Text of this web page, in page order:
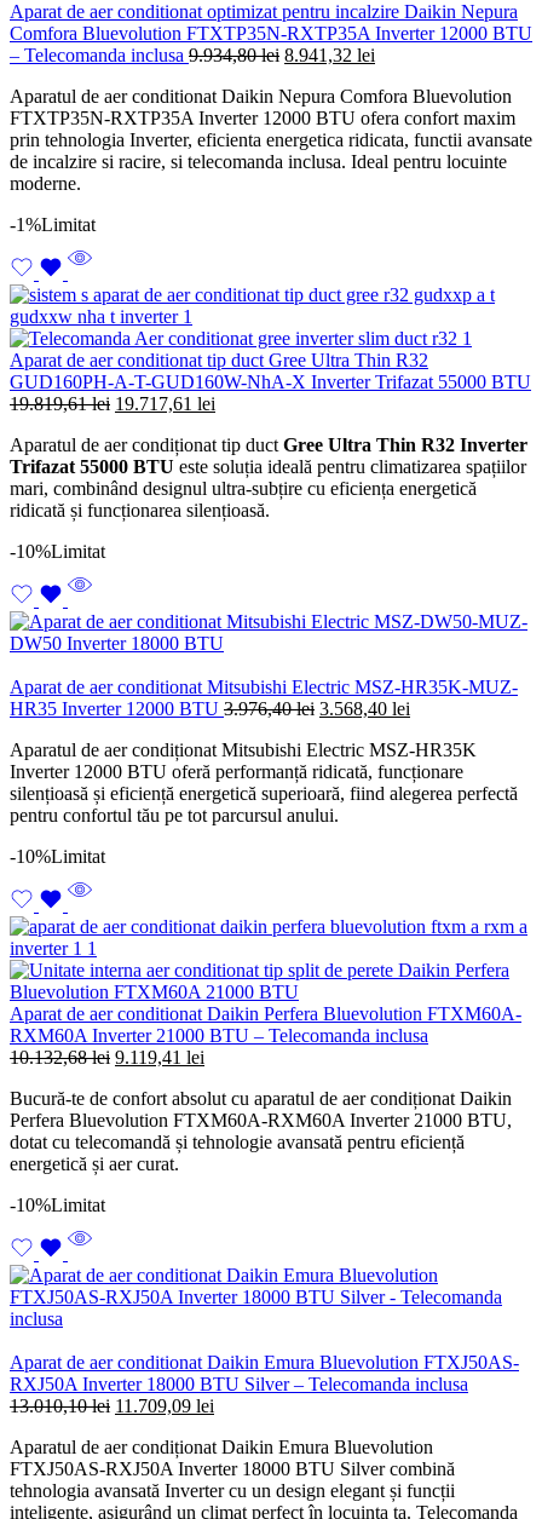
Aparat de aer conditionat optimizat pentru incalzire Daikin Nepura
Comfora Bluevolution FTXTP35N-RXTP35A Inverter 12000 BTU
– Telecomanda inclusa 9.934,80lei Prețul
a
fost:
9.934,80 lei.
8.941,32 lei
este:
8.941,32 lei.
Aparatul de aer conditionat Daikin Nepura Comfora Bluevolution
FTXTP35N-RXTP35A Inverter 12000 BTU ofera confort maxim
prin tehnologia Inverter, eficienta energetica ridicata, functii avansate
de incalzire si racire, si telecomanda inclusa. Ideal pentru locuinte
moderne.
-1%Limitat
Aparat de aer conditionat tip duct Gree Ultra Thin R32
GUD160PH-A-T-GUD160W-NhA-X Inverter Trifazat 55000 BTU
19.819,61lei Prețul
a
fost:
19.819,61 lei.
19.717,61 lei
este:
19.717,61 lei.
Aparatul de aer condiționat tip duct Gree Ultra Thin R32 Inverter
Trifazat 55000 BTU este soluția ideală pentru climatizarea spațiilor
mari, combinând designul ultra-subțire cu eficiența energetică
ridicată și funcționarea silențioasă.
-10%Limitat
Aparat de aer conditionat Mitsubishi Electric MSZ-HR35K-MUZ-
HR35 Inverter 12000 BTU 3.976,40lei Prețul
a
fost:
3.976,40 lei.
3.568,40 lei
este:
3.568,40 lei.
Aparatul de aer condiționat Mitsubishi Electric MSZ-HR35K
Inverter 12000 BTU oferă performanță ridicată, funcționare
silențioasă și eficiență energetică superioară, fiind alegerea perfectă
pentru confortul tău pe tot parcursul anului.
-10%Limitat
Aparat de aer conditionat Daikin Perfera Bluevolution FTXM60A-
RXM60A Inverter 21000 BTU – Telecomanda inclusa
10.132,68lei Prețul
a
fost:
10.132,68 lei.
9.119,41 lei
este:
9.119,41 lei.
Bucură-te de confort absolut cu aparatul de aer condiționat Daikin
Perfera Bluevolution FTXM60A-RXM60A Inverter 21000 BTU,
dotat cu telecomandă și tehnologie avansată pentru eficiență
energetică și aer curat.
-10%Limitat
Aparat de aer conditionat Daikin Emura Bluevolution FTXJ50AS-
RXJ50A Inverter 18000 BTU Silver – Telecomanda inclusa
13.010,10lei Prețul
a
fost:
13.010,10 lei.
11.709,09 lei
este:
11.709,09 lei.
Aparatul de aer condiționat Daikin Emura Bluevolution
FTXJ50AS-RXJ50A Inverter 18000 BTU Silver combină
tehnologia avansată Inverter cu un design elegant și funcții
inteligente, asigurând un climat perfect în locuința ta. Telecomanda